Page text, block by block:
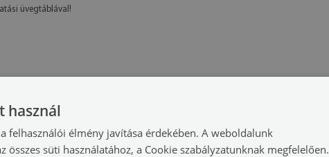
üvegtáblával!
használ
felhasználói élmény javítása érdekében. A weboldalunk
összes süti használatához, a Cookie szabályzatunknak megfelelően.